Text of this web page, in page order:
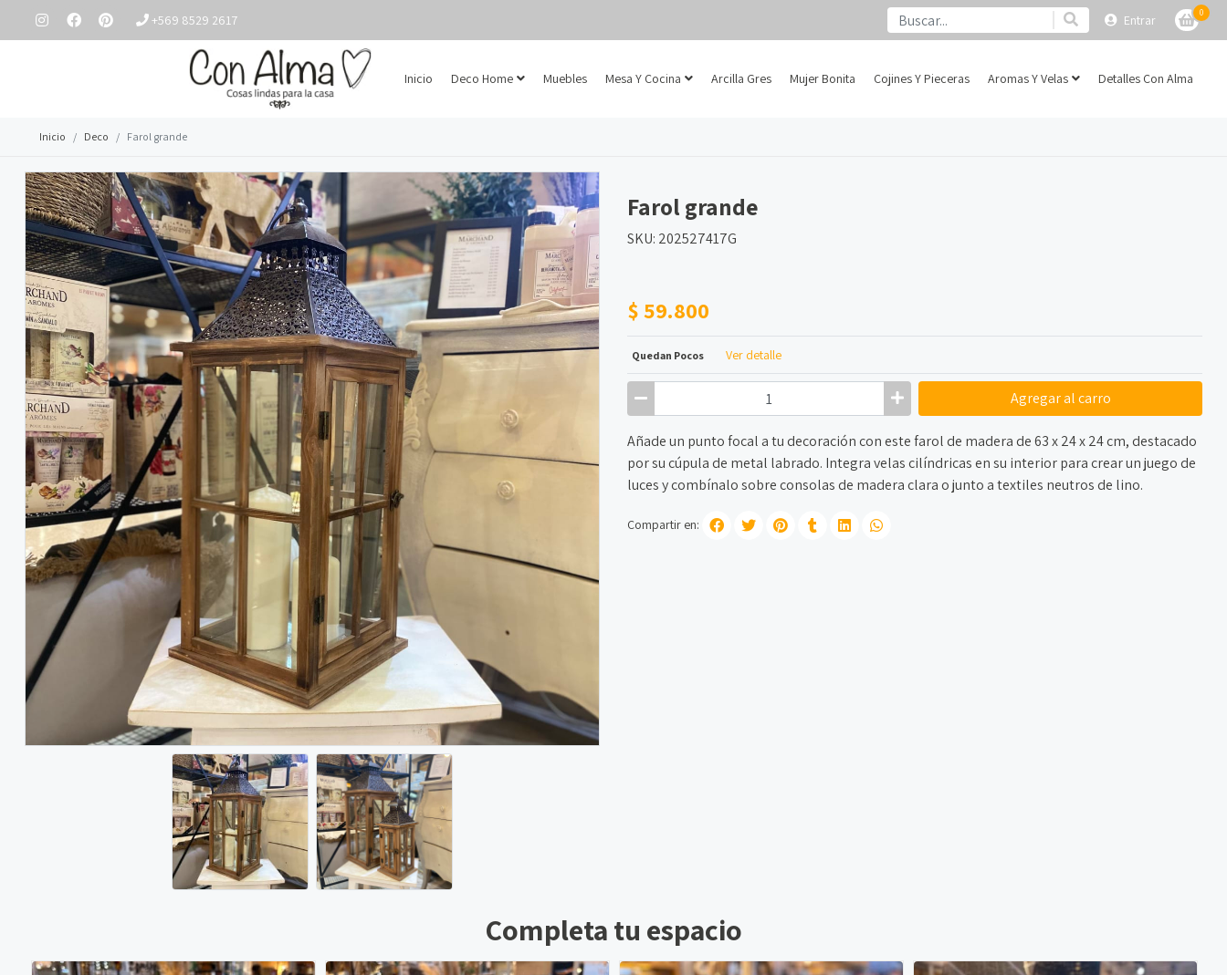
+569 8529 2617 Entrar 0
Inicio Deco Home Muebles Mesa Y Cocina Arcilla Gres Mujer Bonita Cojines Y Pieceras Aromas Y Velas Detalles Con Alma
Inicio Deco Farol grande
Farol grande
SKU: 202527417G
$ 59.800
Quedan Pocos Ver detalle
Agregaral carro
Añade un punto focal a tu decoración con este farol de madera de 63 x 24 x 24 cm, destacado
por su cúpula de metal labrado. Integra velas cilíndricas en su interior para crear un juego de
luces y combínalo sobre consolas de madera clara o junto a textiles neutros de lino.
Compartir en:
Completa tu espacio